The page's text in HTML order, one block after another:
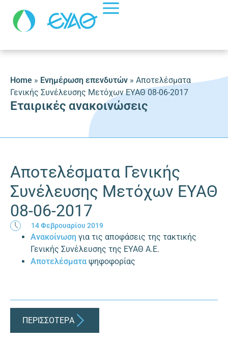
Home » Ενημέρωση επενδυτών » Αποτελέσματα
Γενικής Συνέλευσης Μετόχων ΕΥΑΘ 08-06-2017
Εταιρικές ανακοινώσεις
Αποτελέσματα Γενικής
Συνέλευσης Μετόχων ΕΥΑΘ
08-06-2017
14 Φεβρουαρίου 2019
Ανακοίνωση για τις αποφάσεις της τακτικής
Γενικής Συνέλευσης της ΕΥΑΘ Α.Ε.
Αποτελέσματα ψηφοφορίας
ΠΕΡΙΣΣΟΤΕΡA